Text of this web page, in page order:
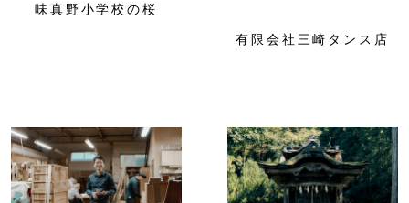
味真野小学校の桜
有限会社三崎タンス店